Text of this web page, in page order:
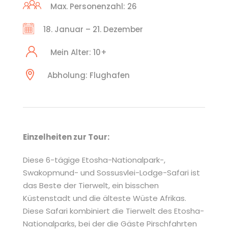
Max. Personenzahl: 26
18. Januar – 21. Dezember
Mein Alter: 10+
Abholung: Flughafen
Einzelheiten zur Tour:
Diese 6-tägige Etosha-Nationalpark-,
Swakopmund- und Sossusvlei-Lodge-Safari ist
das Beste der Tierwelt, ein bisschen
Küstenstadt und die älteste Wüste Afrikas.
Diese Safari kombiniert die Tierwelt des Etosha-
Nationalparks, bei der die Gäste Pirschfahrten